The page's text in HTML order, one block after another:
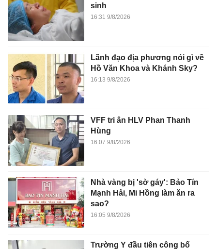
sinh
16:31 9/8/2026
Lãnh đạo địa phương nói gì về
Hồ Văn Khoa và Khánh Sky?
16:13 9/8/2026
VFF tri ân HLV Phan Thanh
Hùng
16:07 9/8/2026
Nhà vàng bị 'sờ gáy': Bảo Tín
Mạnh Hải, Mi Hồng làm ăn ra
sao?
16:05 9/8/2026
Trường Y đầu tiên công bố